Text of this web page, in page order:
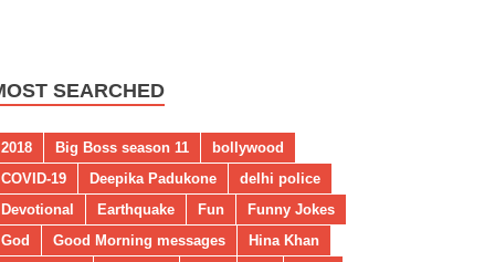
SEARCHED
2018 Big Boss season 11
bollywood
COVID-19
Deepika Padukone
delhi police
Devotional
Earthquake Fun
Funny Jokes
God
Good Morning messages
Hina Khan